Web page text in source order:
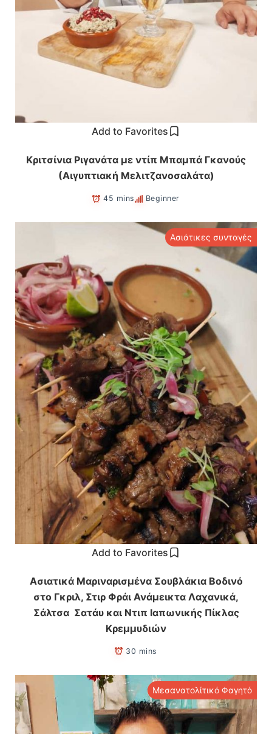
Add to Favorites
Κριτσίνια Ριγανάτα με ντίπ Μπαμπά Γκανούς
(Αιγυπτιακή Μελιτζανοσαλάτα)
45 mins Beginner
Add to Favorites
Ασιάτικες συνταγές
Ασιατικά Μαριναρισμένα Σουβλάκια Βοδινό
στο Γκριλ, Στιρ Φράι Ανάμεικτα Λαχανικά,
Σάλτσα Σατάυ και Ντιπ Ιαπωνικής Πίκλας
Κρεμμυδιών
30 mins
Μεσανατολίτικό Φαγητό